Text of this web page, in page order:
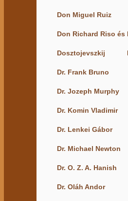
Don Miguel Ruiz
Don Richard Riso és
Dosztojevszkij
Dr. Frank Bruno
Dr. Jozeph Murphy
Dr. Komin Vladimir
Dr. Lenkei Gábor
Dr. Michael Newton
Dr. O. Z. A. Hanish
Dr. Oláh Andor